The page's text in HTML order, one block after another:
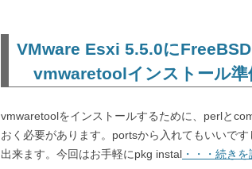
VMware Esxi 5.5.0に
vmwaretoolインストール準
vmwaretoolをインストールするために、perlと
おく必要があります。portsから入れてもいいで
出来ます。今回はお手軽にpkg instal ・・・続き